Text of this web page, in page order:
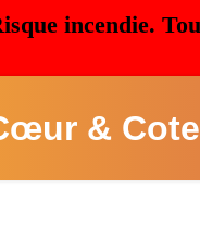
incendie.
&